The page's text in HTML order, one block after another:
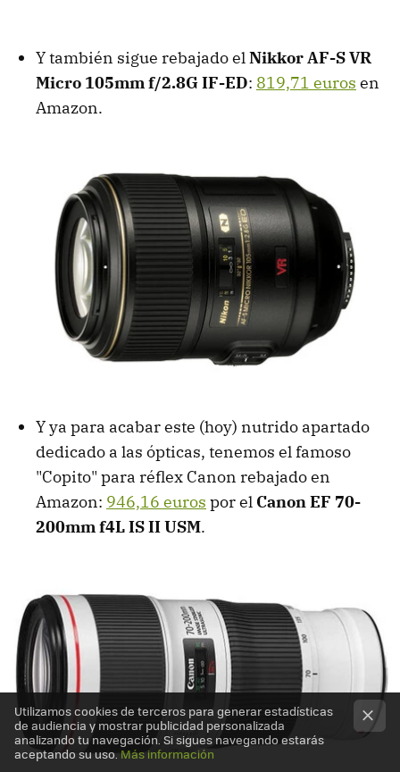
Y también sigue rebajado el Nikkor AF-S VR
Micro 105mm f/2.8G IF-ED: 819,71 euros en
Amazon.
Y ya para acabar este (hoy) nutrido apartado
dedicado a las ópticas, tenemos el famoso
"Copito" para réflex Canon rebajado en
Amazon: 946,16 euros por el Canon EF 70-
200mm f4L IS II USM.
Utilizamos cookies de terceros para generar estadísticas
de audiencia y mostrar publicidad personalizada
analizando tu navegación. Si sigues navegando estarás
aceptando su uso. Más información